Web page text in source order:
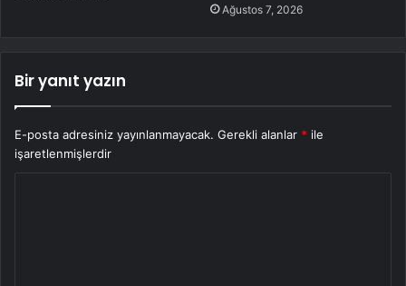
Ağustos 7, 2026
Bir yanıt yazın
E-posta adresiniz yayınlanmayacak. Gerekli alanlar * ile
işaretlenmişlerdir